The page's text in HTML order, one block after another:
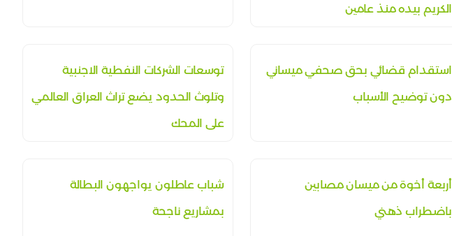
الكريم بيده منذ عامين
استقدام قضائي بحق صحفي ميساني
دون توضيح الأسباب
توسعات الشركات النفطية الاجنبية
وتلوث الحدود يضع تراث العراق العالمي
على المحك
أربعة أخوة من ميسان مصابين
باضطراب ذهني
شباب عاطلون يواجهون البطالة
بمشاريع ناجحة